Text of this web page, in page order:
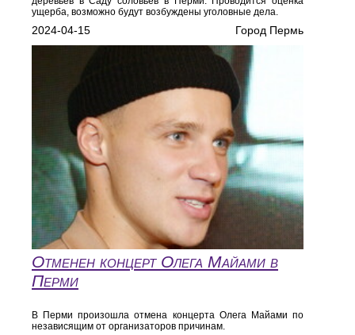
ущерба, возможно будут возбуждены уголовные дела.
2024-04-15 Город Пермь
Отменен концерт Олега Майами в
Перми
В Перми произошла отмена концерта Олега Майами по
независящим от организаторов причинам.